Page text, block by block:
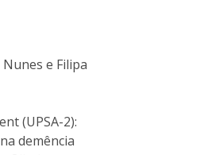
Nunes e Filipa
(UPSA-2):
demência